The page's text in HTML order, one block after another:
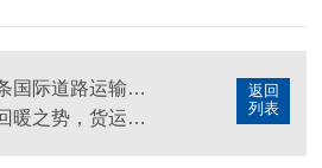
返回
列表
年底开通六条国际道路运输线路 物流供应链越发稳定畅通
航空业已有回暖之势，货运仍占主导！